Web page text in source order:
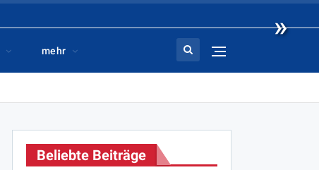
»
mehr
Beliebte Beiträge